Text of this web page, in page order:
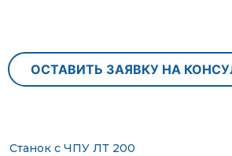
ОСТАВИТЬ ЗАЯВКУ НА
Станок с ЧПУ ЛТ 200